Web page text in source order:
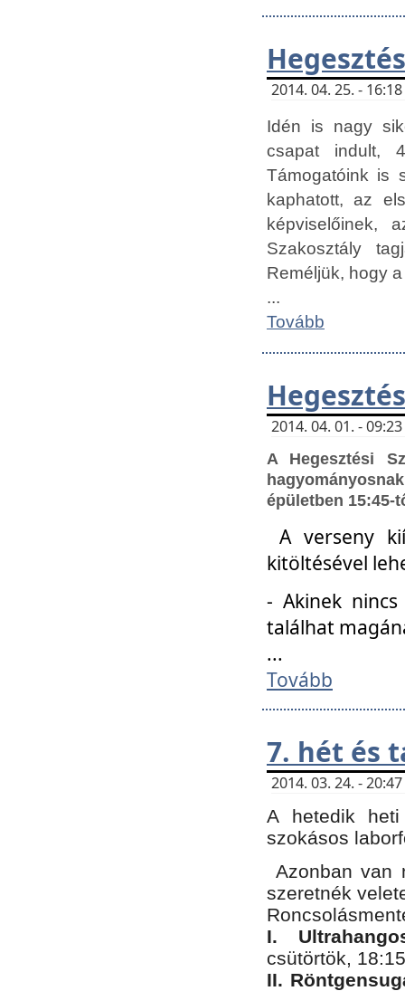
2014. 04. 25. -
Idén is nagy
csapat indult,
Támogatóink is
kaphatott, az
képviselőinek,
Szakosztály
Reméljük, hogy
...
Tovább
2014. 04. 01. -
A Hegesztési
épületben 15:45-
A verseny
kitöltésével
- Akinek
találhat
...
Tovább
7. hét és
2014. 03. 24. -
A hetedik
szokásos
Azonban van
szeretnék
I.
csütörtök,
II.